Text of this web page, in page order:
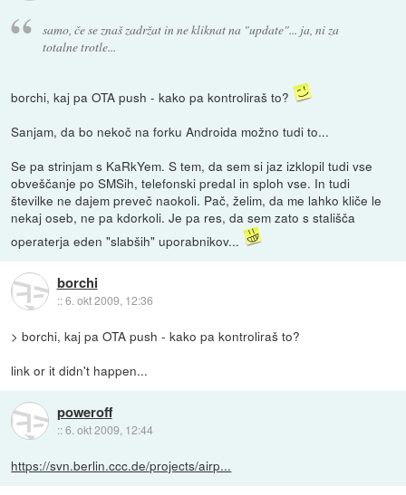
samo, če se znaš zadržat in ne kliknat na "update"... ja, ni za
totalne trotle...
borchi, kaj pa OTA push - kako pa kontroliraš to?
Sanjam, da bo nekoč na forku Androida možno tudi to...
Se pa strinjam s KaRkYem. S tem, da sem si jaz izklopil tudi vse
obveščanje po SMSih, telefonski predal in sploh vse. In tudi
številke ne dajem preveč naokoli. Pač, želim, da me lahko kliče le
nekaj oseb, ne pa kdorkoli. Je pa res, da sem zato s stališča
operaterja eden "slabših" uporabnikov...
borchi
::6. okt 2009, 12:36
> borchi, kaj pa OTA push - kako pa kontroliraš to?
link or it didn't happen...
poweroff
::6. okt 2009, 12:44
https://svn.berlin.ccc.de/projects/airp...